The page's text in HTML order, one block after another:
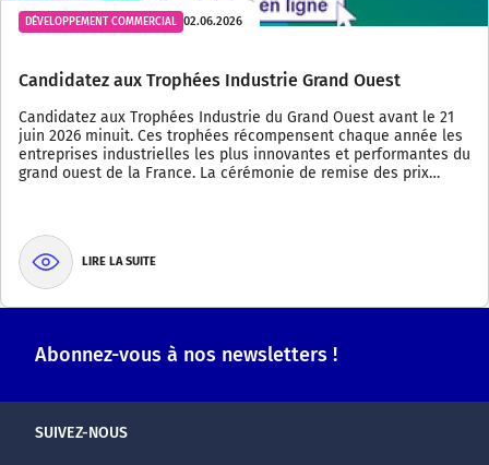
DÉVELOPPEMENT COMMERCIAL 02.06.2026
Candidatez aux Trophées Industrie Grand Ouest
Candidatez aux Trophées Industrie du Grand Ouest avant le 21
juin 2026 minuit. Ces trophées récompensent chaque année les
entreprises industrielles les plus innovantes et performantes du
grand ouest de la France. La cérémonie de remise des prix…
LIRE LA SUITE
Abonnez-vous à nos newsletters !
SUIVEZ-NOUS